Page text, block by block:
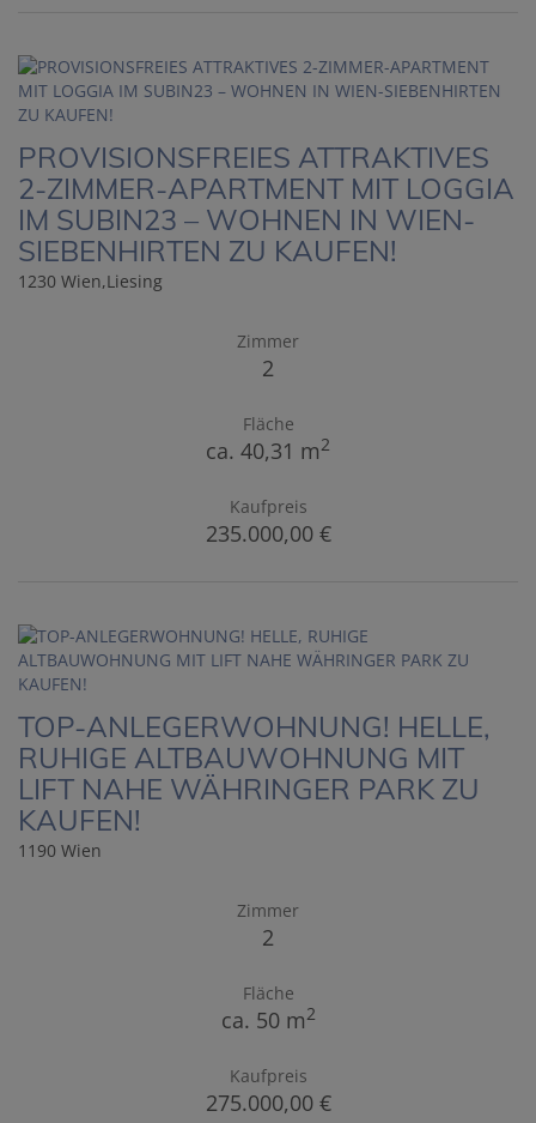
PROVISIONSFREIES ATTRAKTIVES
2-ZIMMER-APARTMENT MIT LOGGIA
IM SUBIN23 – WOHNEN IN WIEN-
SIEBENHIRTEN ZU KAUFEN!
1230 Wien,Liesing
Zimmer
2
Fläche
ca. 40,31 m2
Kaufpreis
235.000,00 €
TOP-ANLEGERWOHNUNG! HELLE,
RUHIGE ALTBAUWOHNUNG MIT
LIFT NAHE WÄHRINGER PARK ZU
KAUFEN!
1190 Wien
Zimmer
2
Fläche
ca. 50 m2
Kaufpreis
275.000,00 €